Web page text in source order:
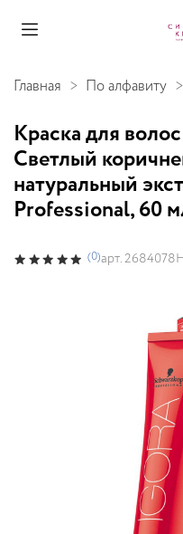
Главная По алфавиту
Краска для
Светлый
натуральный
Professional, 60
(0)арт.2684078